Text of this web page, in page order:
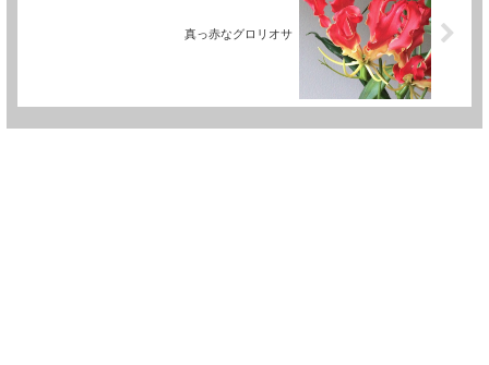
真っ赤なグロリオサ